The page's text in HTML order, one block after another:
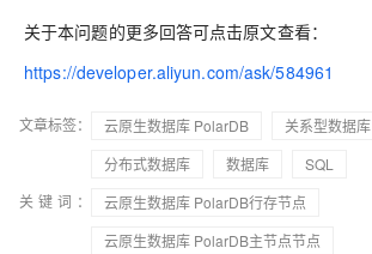
关于本问题的更多回答可点击原文查看：
https://developer.aliyun.com/ask/584961
文章标签： 云原生数据库 PolarDB 关系型数据库
分布式数据库
数据库
SQL
关键词：
云原生数据库 PolarDB行存节点
云原生数据库 PolarDB主节点节点